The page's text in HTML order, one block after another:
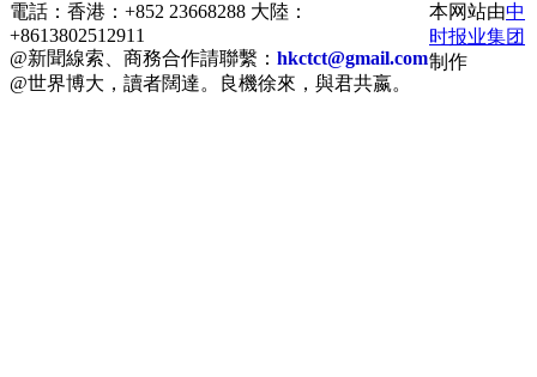
電話：香港：+852 23668288 大陸：
+8613802512911
@新聞線索、商務合作請聯繫： hkctct@gmail.com
@世界博大，讀者闊達。良機徐來，與君共嬴。
本网站由中
时报业集团
制作